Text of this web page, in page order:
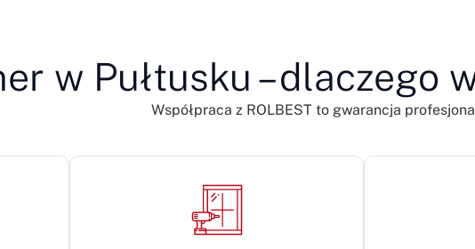
w Pułtusku – dlaczego
Współpraca z ROLBEST to gwarancja